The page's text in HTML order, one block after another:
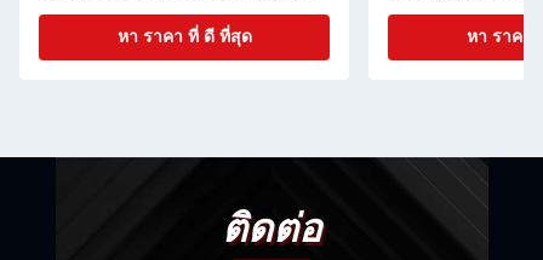
หา ราคา ที่ ดี ที่สุด หา ราคา
ติดต่อ